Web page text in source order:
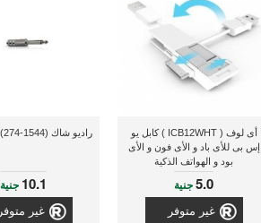
أى لوف ( ICB12WHT ) كابل يو
إس بى للأى باد و الأى فون و الأى
بود و الهواتف الذكية
5.0جنية
غير متوفر
راديو شاك (1544-274) ادابترصوت
10.1 جنية
غير متوفر